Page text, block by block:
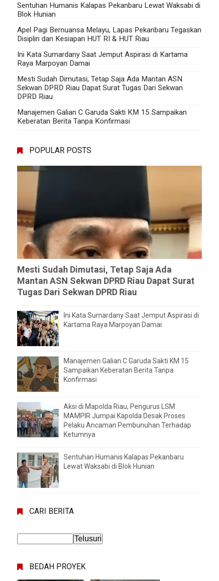
Sentuhan Humanis Kalapas Pekanbaru Lewat Waksabi di
Blok Hunian
Apel Pagi Bernuansa Melayu, Lapas Pekanbaru Tegaskan
Disiplin dan Kesiapan HUT RI & HUT Riau
Ini Kata Sumardany Saat Jemput Aspirasi di Kartama
Raya Marpoyan Damai
Mesti Sudah Dimutasi, Tetap Saja Ada Mantan ASN
Sekwan DPRD Riau Dapat Surat Tugas Dari Sekwan
DPRD Riau
Manajemen Galian C Garuda Sakti KM 15 Sampaikan
Keberatan Berita Tanpa Konfirmasi
POPULAR POSTS
Mesti Sudah Dimutasi, Tetap Saja Ada
Mantan ASN Sekwan DPRD Riau Dapat Surat
Tugas Dari Sekwan DPRD Riau
Ini Kata Sumardany Saat Jemput Aspirasi di
Kartama Raya Marpoyan Damai
Manajemen Galian C Garuda Sakti KM 15
Sampaikan Keberatan Berita Tanpa
Konfirmasi
Aksi di Mapolda Riau, Pengurus LSM
MAMPIR Jumpai Kapolda Desak Proses
Pelaku Ancaman Pembunuhan Terhadap
Ketumnya
Sentuhan Humanis Kalapas Pekanbaru
Lewat Waksabi di Blok Hunian
CARI BERITA
BEDAH PROYEK